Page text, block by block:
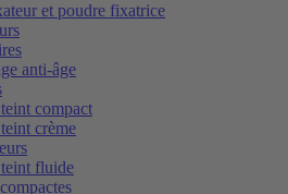
et poudre fixatrice
anti-âge
compact
crème
fluide